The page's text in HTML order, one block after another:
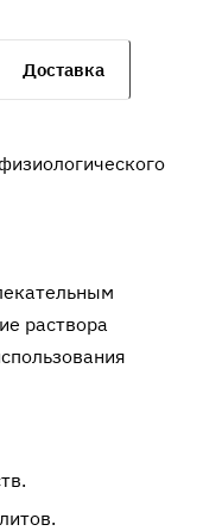
Доставка
раствора